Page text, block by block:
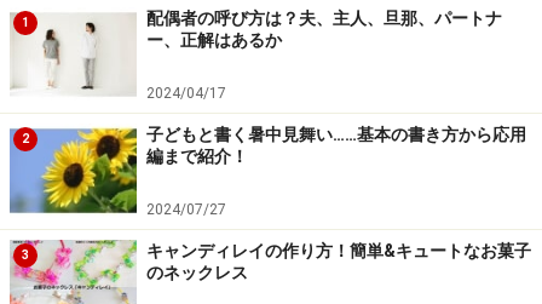
デザイン、ボリュームもかなりあるので子ども達に人気
がありました。ヘリウムガスで浮かぶアルミの風船は、
お部屋に一つ飾るだけでもパーティーが盛り上がるので
お勧めですよ。
1
配偶者の呼び方は？夫、主人、旦那、パートナ
ー、正解はあるか
2024/04/17
2
子どもと書く暑中見舞い……基本の書き方から応用
編まで紹介！
2024/07/27
3
キャンディレイの作り方！簡単&キュートなお菓子
のネックレス